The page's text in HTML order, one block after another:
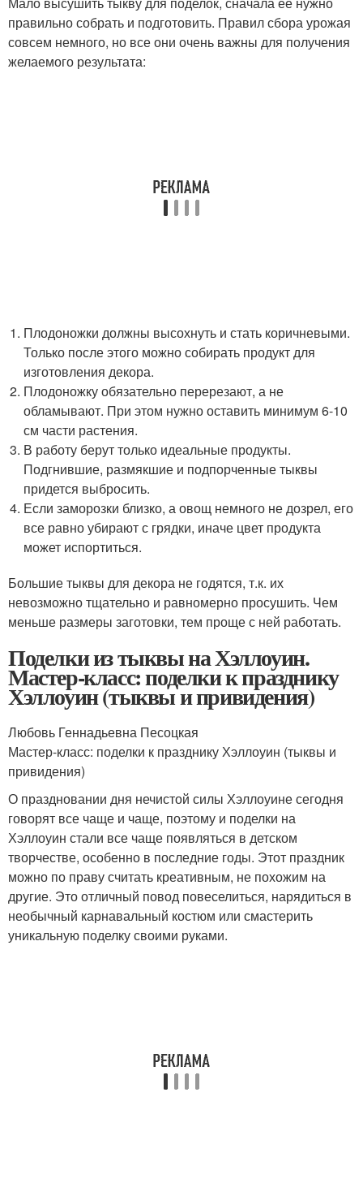
правильно собрать и подготовить. Правил сбора урожая
совсем немного, но все они очень важны для получения
желаемого результата:
Плодоножки должны высохнуть и стать коричневыми.
Только после этого можно собирать продукт для
изготовления декора.
Плодоножку обязательно перерезают, а не
обламывают. При этом нужно оставить минимум 6-10
см части растения.
В работу берут только идеальные продукты.
Подгнившие, размякшие и подпорченные тыквы
придется выбросить.
Если заморозки близко, а овощ немного не дозрел, его
все равно убирают с грядки, иначе цвет продукта
может испортиться.
Большие тыквы для декора не годятся, т.к. их
невозможно тщательно и равномерно просушить. Чем
меньше размеры заготовки, тем проще с ней работать.
Поделки из тыквы на Хэллоуин.
Мастер-класс: поделки к празднику
Хэллоуин (тыквы и привидения)
Любовь Геннадьевна Песоцкая
Мастер-класс: поделки к празднику Хэллоуин (тыквы и
привидения)
О праздновании дня нечистой силы Хэллоуине сегодня
говорят все чаще и чаще, поэтому и поделки на
Хэллоуин стали все чаще появляться в детском
творчестве, особенно в последние годы. Этот праздник
можно по праву считать креативным, не похожим на
другие. Это отличный повод повеселиться, нарядиться в
необычный карнавальный костюм или смастерить
уникальную поделку своими руками.